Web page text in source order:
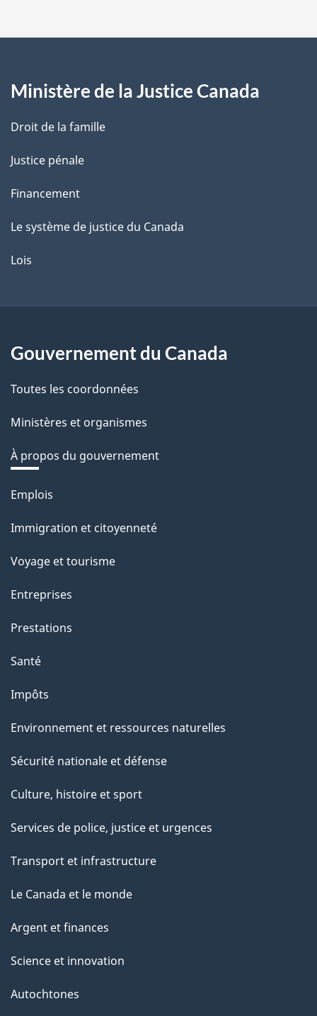
a
e
Ministère de la Justice Canada
Droit de la famille
Justice pénale
Financement
Le système de justice du Canada
Lois
Gouvernement du Canada
Toutes les coordonnées
Ministères et organismes
À propos du gouvernement
Thèmes
sujets
Emplois
Immigration et citoyenneté
Voyage et tourisme
Entreprises
Prestations
Santé
Impôts
Environnement et ressources naturelles
Sécurité nationale et défense
Culture, histoire et sport
Services de police, justice et urgences
Transport et infrastructure
Le Canada et le monde
Argent et finances
Science et innovation
Autochtones